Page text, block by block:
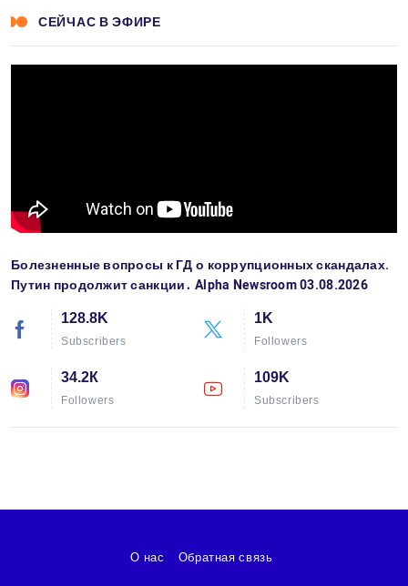
СЕЙЧАС В ЭФИРЕ
Болезненные вопросы к ГД о коррупционных скандалах.
Путин продолжит санкции․ Alpha Newsroom 03.08.2026
128.8K
Subscribers
1K
Followers
34.2К
Followers
109K
Subscribers
О нас Обратная связь